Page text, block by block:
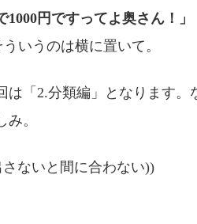
1000円ですってよ奥さん！」
いうのは横に置いて。
は「2.分類編」となります。
。
ないと間に合わない))